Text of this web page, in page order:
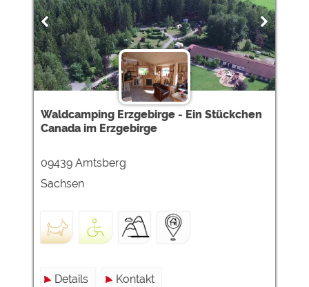
Waldcamping Erzgebirge - Ein Stückchen
Canada im Erzgebirge
09439 Amtsberg
Sachsen
Details Kontakt
Google Ads
https://policies.google.com/privacy
Google AdSense
https://policies.google.com/privacy
Google Remarketing
https://policies.google.com/privacy
Die Cookieeinstellungen können jeder Zeit im Footer
über "COOKIES" geändert werden!